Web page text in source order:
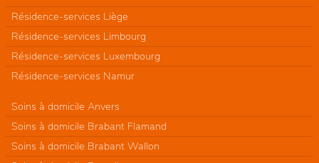
Résidence-services Liège
Résidence-services Limbourg
Résidence-services Luxembourg
Résidence-services Namur
Soins à domicile Anvers
Soins à domicile Brabant Flamand
Soins à domicile Brabant Wallon